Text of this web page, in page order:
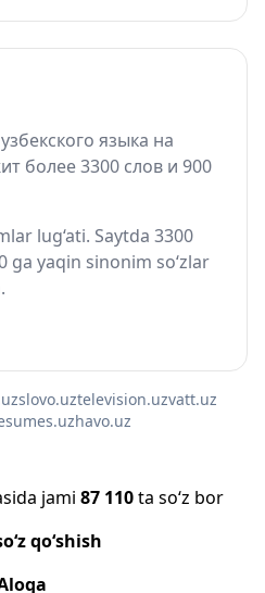
языка на
более 3300 слов и 900
lug‘ati. Saytda 3300
ga yaqin sinonim so‘zlar
slovo.uztelevision.uzvatt.uz
havo.uz
jami 87 110ta so‘z bor
qo‘shish